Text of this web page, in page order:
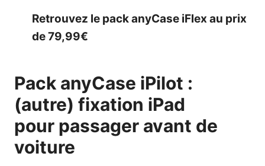
Retrouvez le pack anyCase iFlex au prix
de 79,99€
Pack anyCase iPilot :
(autre) fixation iPad
pour passager avant de
voiture